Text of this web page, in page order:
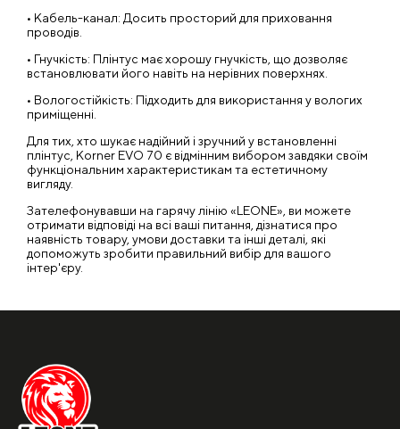
• Кабель-канал: Досить просторий для приховання
проводів.
• Гнучкість: Плінтус має хорошу гнучкість, що дозволяє
встановлювати його навіть на нерівних поверхнях.
• Вологостійкість: Підходить для використання у вологих
приміщенні.
Для тих, хто шукає надійний і зручний у встановленні
плінтус, Korner EVO 70 є відмінним вибором завдяки своїм
функціональним характеристикам та естетичному
вигляду.
Зателефонувавши на гарячу лінію «LEONE», ви можете
отримати відповіді на всі ваші питання, дізнатися про
наявність товару, умови доставки та інші деталі, які
допоможуть зробити правильний вибір для вашого
інтер'єру.